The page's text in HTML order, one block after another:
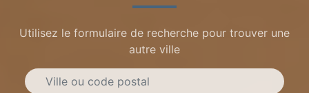
Utilisez le formulaire de recherche pour trouver une
autre ville